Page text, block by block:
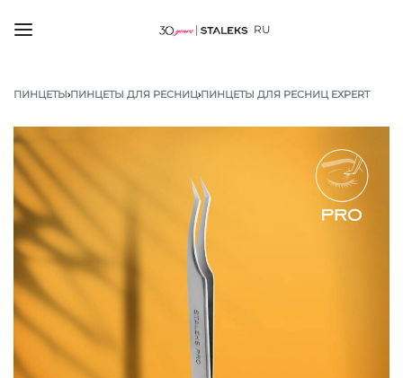
RU
ПИНЦЕТЫ›ПИНЦЕТЫ ДЛЯ РЕСНИЦ›ПИНЦЕТЫ ДЛЯ РЕСНИЦ EXPERT